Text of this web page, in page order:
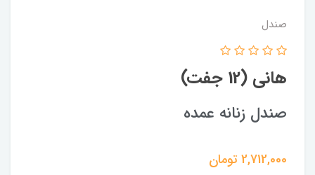
صندل
هانی (12 جفت)
صندل زنانه عمده
2,712,000تومان